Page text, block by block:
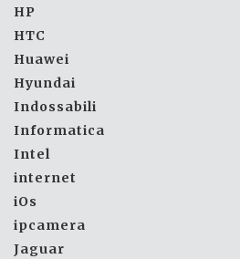
HP
HTC
Huawei
Hyundai
Indossabili
Informatica
Intel
internet
iOs
ipcamera
Jaguar